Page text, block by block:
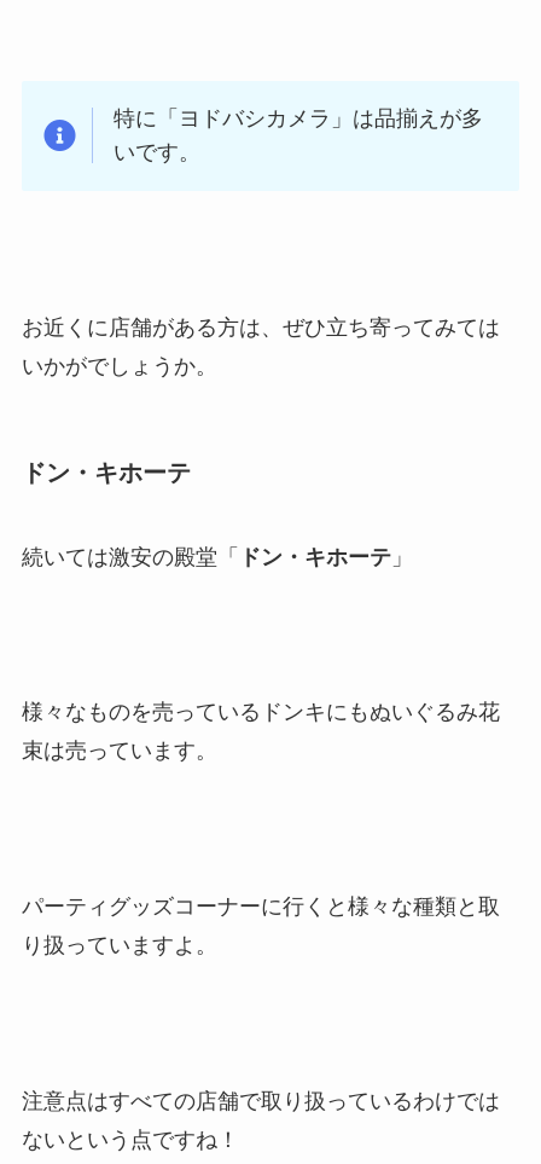
特に「ヨドバシカメラ」は品揃えが多
いです。
お近くに店舗がある方は、ぜひ立ち寄ってみては
いかがでしょうか。
ドン・キホーテ
続いては激安の殿堂「 ドン・キホーテ」
様々なものを売っているドンキにもぬいぐるみ花
束は売っています。
パーティグッズコーナーに行くと様々な種類と取
り扱っていますよ。
注意点はすべての店舗で取り扱っているわけでは
ないという点ですね！